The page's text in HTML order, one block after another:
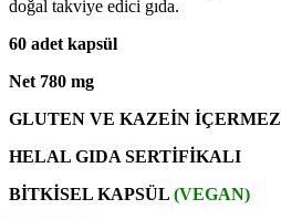
doğal takviye edici gıda.
60 adet kapsül
Net 780 mg
GLUTEN VE KAZEİN İÇERMEZ
HELAL GIDA SERTİFİKALI
BİTKİSEL KAPSÜL (VEGAN)